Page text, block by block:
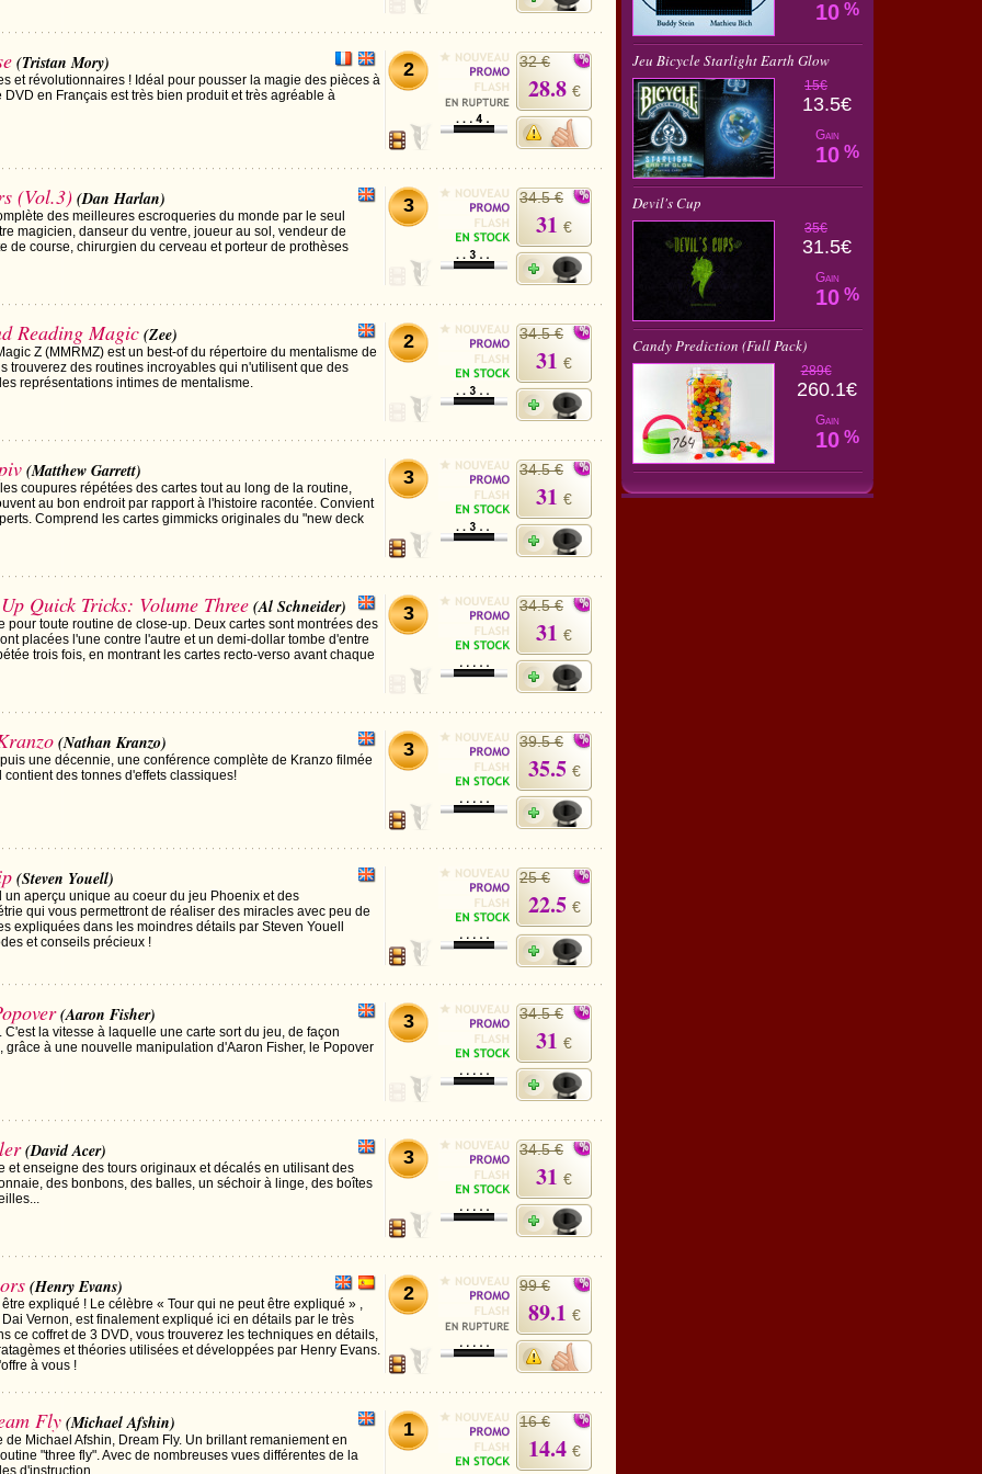
(Tristan Mory)
et révolutionnaires ! Idéal pour pousser la magie des pièces à
en Français est très bien produit et très agréable à
2 32 €
28.8 €
(Vol.3) (Dan Harlan)
des meilleures escroqueries du monde par le seul
magicien, danseur du ventre, joueur au sol, vendeur de
de course, chirurgien du cerveau et porteur de prothèses
3 34.5 €
31 €
Reading Magic (Zee)
Z (MMRMZ) est un best-of du répertoire du mentalisme de
trouverez des routines incroyables qui n'utilisent que des
représentations intimes de mentalisme.
2 34.5 €
31 €
(Matthew Garrett)
coupures répétées des cartes tout au long de la routine,
au bon endroit par rapport à l'histoire racontée. Convient
Comprend les cartes gimmicks originales du "new deck
3 34.5 €
31 €
Quick Tricks: Volume Three (Al Schneider)
pour toute routine de close-up. Deux cartes sont montrées des
placées l'une contre l'autre et un demi-dollar tombe d'entre
trois fois, en montrant les cartes recto-verso avant chaque
3 34.5 €
31 €
(Nathan Kranzo)
une décennie, une conférence complète de Kranzo filmée
des tonnes d'effets classiques!
3 39.5 €
35.5 €
(Steven Youell)
un aperçu unique au coeur du jeu Phoenix et des
qui vous permettront de réaliser des miracles avec peu de
expliquées dans les moindres détails par Steven Youell
et conseils précieux !
25 €
22.5 €
(Aaron Fisher)
C'est la vitesse à laquelle une carte sort du jeu, de façon
grâce à une nouvelle manipulation d'Aaron Fisher, le Popover
3 34.5 €
31 €
(David Acer)
et enseigne des tours originaux et décalés en utilisant des
des bonbons, des balles, un séchoir à linge, des boîtes
3 34.5 €
31 €
(Henry Evans)
expliqué ! Le célèbre « Tour qui ne peut être expliqué » ,
Vernon, est finalement expliqué ici en détails par le très
ce coffret de 3 DVD, vous trouverez les techniques en détails,
et théories utilisées et développées par Henry Evans.
à vous !
2 99 €
89.1 €
Fly (Michael Afshin)
Michael Afshin, Dream Fly. Un brillant remaniement en
"three fly". Avec de nombreuses vues différentes de la
d'instruction.
1 16 €
14.4 €
10 %
Jeu Bicycle Starlight Earth Glow
15€
13.5€
Gain
10 %
Devil's Cup
35€
31.5€
Gain
10 %
Candy Prediction (Full Pack)
289€
260.1€
Gain
10 %